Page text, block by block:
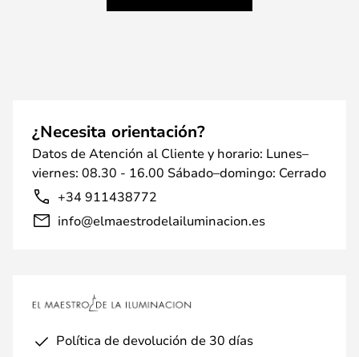
¿Necesita orientación?
Datos de Atención al Cliente y horario: Lunes–
viernes: 08.30 - 16.00 Sábado–domingo: Cerrado
+34 911438772
info@elmaestrodelailuminacion.es
Política de devolución de 30 días